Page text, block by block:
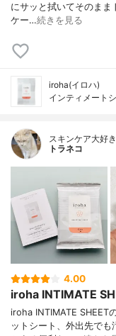
にサッと拭いてそのまま
ケー…続きを見る
iroha(イロハ)
インティメート
スキンケア大好き
トラネコ
4.00
iroha INTIMATE
iroha INTIMATE SHEET
ットシート、外出先で